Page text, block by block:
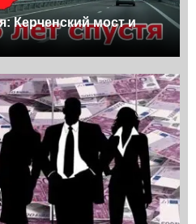
Керченский мост и